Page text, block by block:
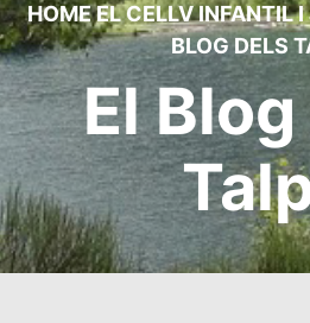
HOMEEL CELLVINFANTIL
BLOG DELS
El